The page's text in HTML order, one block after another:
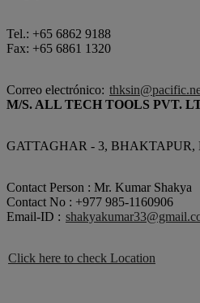
Tel.: +65 6862 9188
Fax: +65 6861 1320
Correo electrónico:
M/S. ALL TECH TOOLS PVT.
GATTAGHAR - 3,
Contact Person : Mr. Kumar Shakya
Contact No : +977 985-1160906
Email-ID :
Click here to check Location